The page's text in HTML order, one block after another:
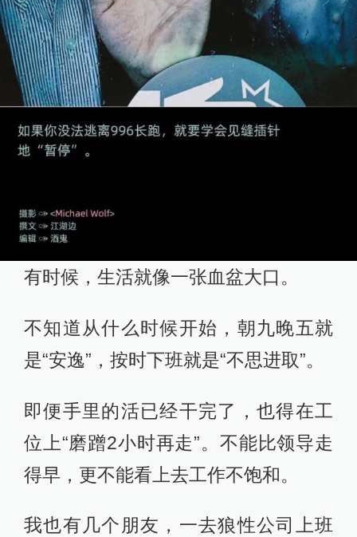
有时候，生活就像一张血盆大口。
不知道从什么时候开始，朝九晚五就
是“安逸”，按时下班就是“不思进取”。
即便手里的活已经干完了，也得在工
位上“磨蹭2小时再走”。不能比领导走
得早，更不能看上去工作不饱和。
我也有几个朋友，一去狼性公司上班